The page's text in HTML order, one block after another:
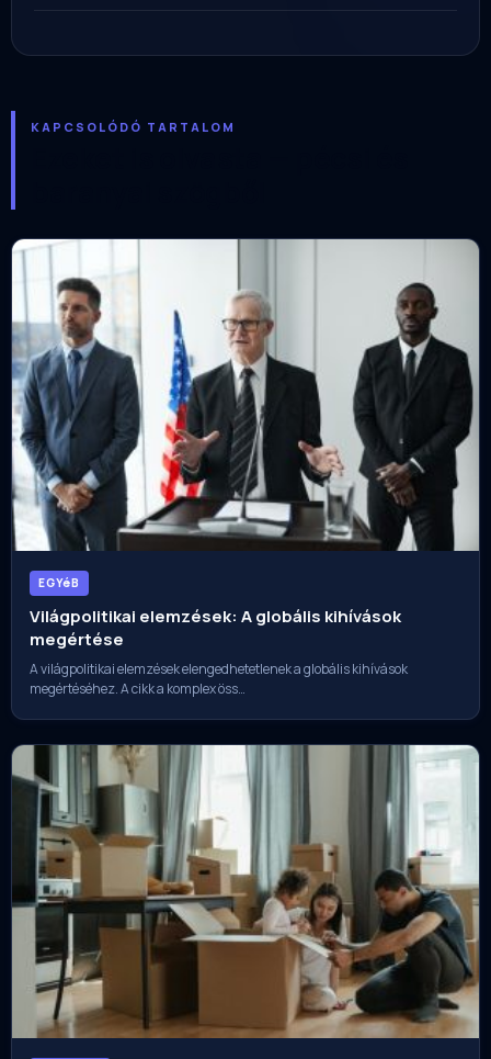
KAPCSOLÓDÓ TARTALOM
EGYéB
Világpolitikai elemzések: A globális kihívások
megértése
A világpolitikai elemzések elengedhetetlenek a globális kihívások
megértéséhez. A cikk a komplex öss…